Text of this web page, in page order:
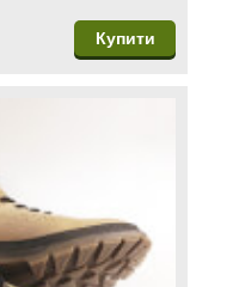
Купити